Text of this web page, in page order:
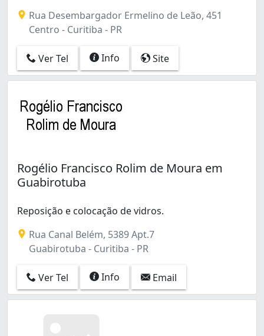
Rebouças (3)
Santa Cândida (1)
São Francisco (1)
Sítio Cercado (1)
Umbará (1)
Rua Desembargador Ermelino de Leão, 451
Centro - Curitiba - PR
Ver Tel Info Site
Rogélio Francisco Rolim de Moura em
Guabirotuba
Reposição e colocação de vidros.
Rua Canal Belém, 5389 Apt.7
Guabirotuba - Curitiba - PR
Ver Tel Info Email